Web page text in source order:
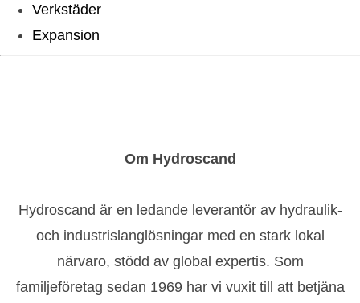
Verkstäder
Expansion
Om Hydroscand
Hydroscand är en ledande leverantör av hydraulik-
och industrislanglösningar med en stark lokal
närvaro, stödd av global expertis. Som
familjeföretag sedan 1969 har vi vuxit till att betjäna